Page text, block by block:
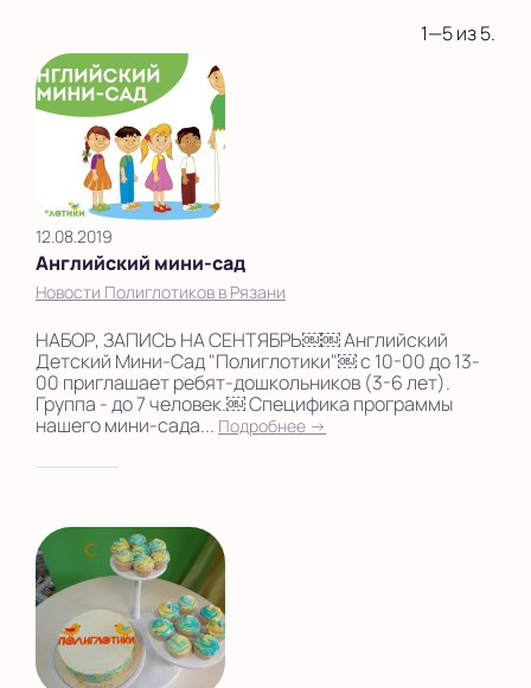
1—5 из 5.
12.08.2019
Английский мини-сад
Новости Полиглотиков в Рязани
НАБОР, ЗАПИСЬ НА СЕНТЯБРЬ￼￼ Английский
Детский Мини-Сад "Полиглотики"￼ с 10-00 до 13-
00 приглашает ребят-дошкольников (3-6 лет).
Группа - до 7 человек.￼ Специфика программы
нашего мини-сада... Подробнее →